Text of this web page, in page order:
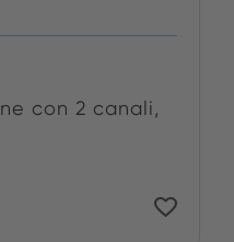
con 2 canali,